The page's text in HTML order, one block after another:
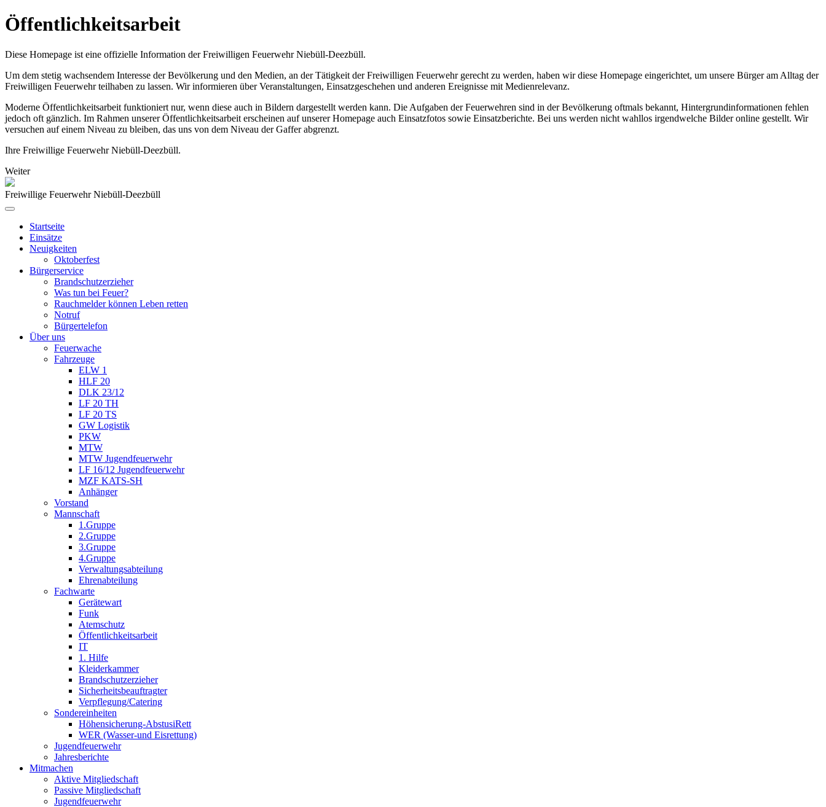
Öffentlichkeitsarbeit
Diese Homepage ist eine offizielle Information der Freiwilligen Feuerwehr Niebüll-Deezbüll.
Um dem stetig wachsendem Interesse der Bevölkerung und den Medien, an der Tätigkeit der Freiwilligen Feuerwehr gerecht zu werden, haben wir diese Homepage eingerichtet, um unsere Bürger am Alltag der
Freiwilligen Feuerwehr teilhaben zu lassen. Wir informieren über Veranstaltungen, Einsatzgeschehen und anderen Ereignisse mit Medienrelevanz.
Moderne Öffentlichkeitsarbeit funktioniert nur, wenn diese auch in Bildern dargestellt werden kann. Die Aufgaben der Feuerwehren sind in der Bevölkerung oftmals bekannt, Hintergrundinformationen fehlen
jedoch oft gänzlich. Im Rahmen unserer Öffentlichkeitsarbeit erscheinen auf unserer Homepage auch Einsatzfotos sowie Einsatzberichte. Bei uns werden nicht wahllos irgendwelche Bilder online gestellt. Wir
versuchen auf einem Niveau zu bleiben, das uns von dem Niveau der Gaffer abgrenzt.
Ihre Freiwillige Feuerwehr Niebüll-Deezbüll.
Weiter
Freiwillige Feuerwehr Niebüll-Deezbüll
Startseite
Einsätze
Neuigkeiten
Oktoberfest
Bürgerservice
Brandschutzerzieher
Was tun bei Feuer?
Rauchmelder können Leben retten
Notruf
Bürgertelefon
Über uns
Feuerwache
Fahrzeuge
ELW 1
HLF 20
DLK 23/12
LF 20 TH
LF 20 TS
GW Logistik
PKW
MTW
MTW Jugendfeuerwehr
LF 16/12 Jugendfeuerwehr
MZF KATS-SH
Anhänger
Vorstand
Mannschaft
1.Gruppe
2.Gruppe
3.Gruppe
4.Gruppe
Verwaltungsabteilung
Ehrenabteilung
Fachwarte
Gerätewart
Funk
Atemschutz
Öffentlichkeitsarbeit
IT
1. Hilfe
Kleiderkammer
Brandschutzerzieher
Sicherheitsbeauftragter
Verpflegung/Catering
Sondereinheiten
Höhensicherung-AbstusiRett
WER (Wasser-und Eisrettung)
Jugendfeuerwehr
Jahresberichte
Mitmachen
Aktive Mitgliedschaft
Passive Mitgliedschaft
Jugendfeuerwehr